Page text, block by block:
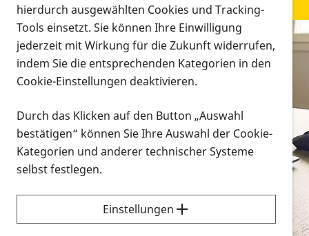
Infomaterial
Infomaterial
Vorlesen
Alle Infomaterialien in verschiedenen
Formaten an einem Ort
Sie möchten wissen, wie Sie nach Infonmaterial
suchen und dieses bestellen bzw. herunterladen
können? Schauen Sie sich dieErklärvideos zum
hierdurch ausgewählten Cookies und Tracking-
Tools einsetzt. Sie können Ihre Einwilligung
jederzeit mit Wirkung für die Zukunft widerrufen,
indem Sie die entsprechenden Kategorien in den
Cookie-Einstellungen deaktivieren.
Durch das Klicken auf den Button „Auswahl
bestätigen“ können Sie Ihre Auswahl der Cookie-
Kategorien und anderer technischer Systeme
selbst festlegen.
Einstellungen